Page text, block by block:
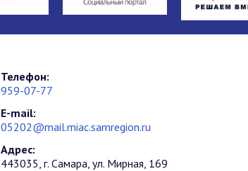
Телефон:
959-07-77
E-mail:
05202@mail.miac.samregion.ru
Адрес:
443035, г. Самара, ул. Мирная, 169